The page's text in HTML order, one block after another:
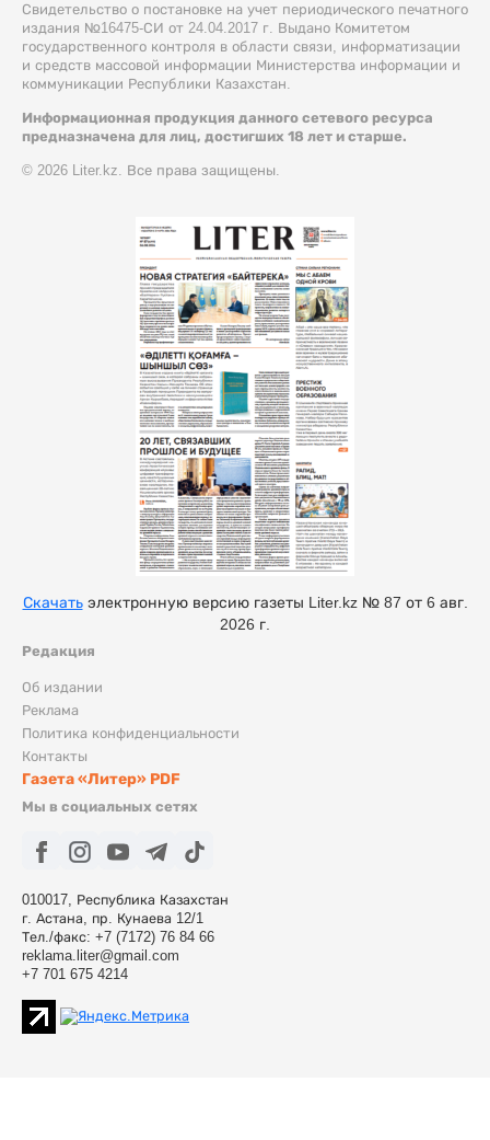
Свидетельство о постановке на учет периодического печатного
издания №16475-СИ от 24.04.2017 г. Выдано Комитетом
государственного контроля в области связи, информатизации
и средств массовой информации Министерства информации и
коммуникации Республики Казахстан.
Информационная продукция данного сетевого ресурса
предназначена для лиц, достигших 18 лет и старше.
© 2026 Liter.kz. Все права защищены.
Редакция
Об издании
Реклама
Политика конфиденциальности
Контакты
Газета «Литер» PDF
Мы в социальных сетях
010017, Республика Казахстан
г. Астана, пр. Кунаева 12/1
Тел./факс: +7 (7172) 76 84 66
reklama.liter@gmail.com
+7 701 675 4214
Скачатьэлектронную версию газеты Liter.kz № 87 от 6 авг.
2026 г.